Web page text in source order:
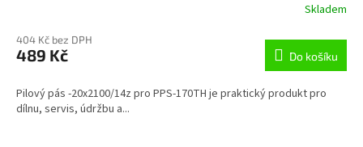
Skladem
404 Kč bez DPH
489 Kč Do košíku
Pilový pás -20x2100/14z pro PPS-170TH je praktický produkt pro
dílnu, servis, údržbu a...